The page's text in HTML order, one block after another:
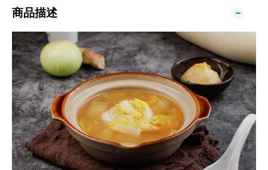
商品描述